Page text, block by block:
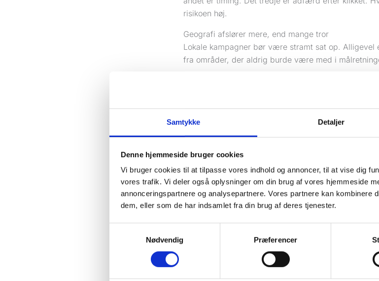
Samtykke Detaljer
Denne hjemmeside bruger cookies
Vi bruger cookies til at tilpasse vores indhold og annoncer, til at vise dig
vores trafik. Vi deler også oplysninger om din brug af vores hjemmeside
annonceringspartnere og analysepartnere. Vores partnere kan kombinere
dem, eller som de har indsamlet fra din brug af deres tjenester.
Nødvendig
Præferencer
risikoen høj.
Geografi afslører mere, end mange tror
Lokale kampagner bør være stramt sat op. Alligevel
fra områder, der aldrig burde være med i
Det sker ofte, fordi kampagner står på en
bare har vist interesse for området. Det lyder
trafik. En VVS’er i København har ikke brug for
søgt på “rørskade København”.
Hvis du ser betalt trafik fra steder, du ikke arbejder
irritationsmoment. Det er et økonomisk problem. Og
hurtigste måder at spotte, at noget er galt.
Når klikmønsteret ikke ligner rigtige mennesker
Rigtige mennesker klikker ikke altid pænt og logisk.
menneskeligt. Bots og aggressiv klikadfærd gør ikke.
usædvanlig aktivitet uden for åbningstid. En lokal
bølge af kvalificerede klik klokken 02.17 en tirsdag
Det samme gælder, hvisGoogle Adsviser mange